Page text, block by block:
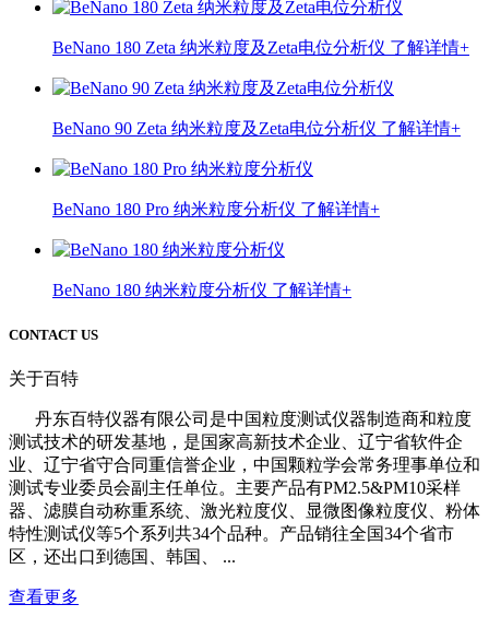
BeNano 180 Zeta 纳米粒度及Zeta电位分析仪 了解详情+
BeNano 90 Zeta 纳米粒度及Zeta电位分析仪 了解详情+
BeNano 180 Pro 纳米粒度分析仪 了解详情+
BeNano 180 纳米粒度分析仪 了解详情+
CONTACT US
关于百特
丹东百特仪器有限公司是中国粒度测试仪器制造商和粒度
测试技术的研发基地，是国家高新技术企业、辽宁省软件企
业、辽宁省守合同重信誉企业，中国颗粒学会常务理事单位和
测试专业委员会副主任单位。主要产品有PM2.5&PM10采样
器、滤膜自动称重系统、激光粒度仪、显微图像粒度仪、粉体
特性测试仪等5个系列共34个品种。产品销往全国34个省市
区，还出口到德国、韩国、 ...
查看更多